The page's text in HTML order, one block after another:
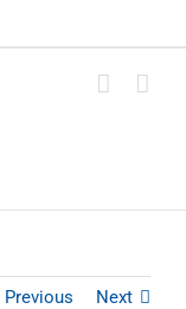
Previous Next